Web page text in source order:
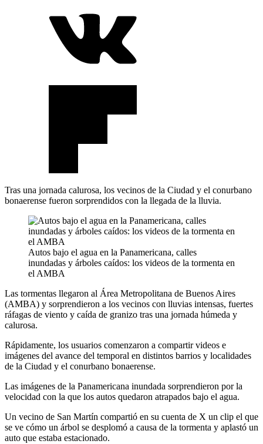
Tras una jornada calurosa, los vecinos de la Ciudad y el conurbano
bonaerense fueron sorprendidos con la llegada de la lluvia.
Autos bajo el agua en la Panamericana, calles
inundadas y árboles caídos: los videos de la tormenta en
el AMBA
Las tormentas llegaron al Área Metropolitana de Buenos Aires
(AMBA) y sorprendieron a los vecinos con lluvias intensas, fuertes
ráfagas de viento y caída de granizo tras una jornada húmeda y
calurosa.
Rápidamente, los usuarios comenzaron a compartir videos e
imágenes del avance del temporal en distintos barrios y localidades
de la Ciudad y el conurbano bonaerense.
Las imágenes de la Panamericana inundada sorprendieron por la
velocidad con la que los autos quedaron atrapados bajo el agua.
Un vecino de San Martín compartió en su cuenta de X un clip el que
se ve cómo un árbol se desplomó a causa de la tormenta y aplastó un
auto que estaba estacionado.